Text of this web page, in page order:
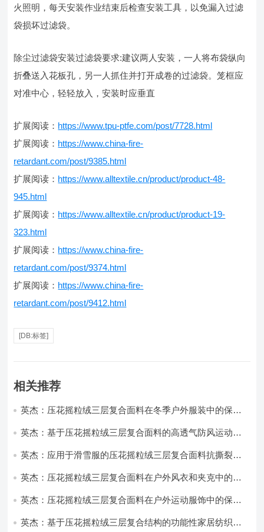
火照明，每天安装作业结束后检查安装工具，以免漏入过滤
袋损坏过滤袋。
除尘过滤袋安装过滤袋要求:建议两人安装，一人将布袋纵向
折叠送入花板孔，另一人抓住并打开成卷的过滤袋。笼框应
对准中心，轻轻放入，安装时应垂直
扩展阅读： https://www.tpu-ptfe.com/post/7728.html
扩展阅读： https://www.china-fire-
retardant.com/post/9385.html
扩展阅读： https://www.alltextile.cn/product/product-48-
945.html
扩展阅读： https://www.alltextile.cn/product/product-19-
323.html
扩展阅读： https://www.china-fire-
retardant.com/post/9374.html
扩展阅读： https://www.china-fire-
retardant.com/post/9412.html
[DB:标签]
相关推荐
英杰：压花摇粒绒三层复合面料在冬季户外服装中的保暖
英杰：基于压花摇粒绒三层复合面料的高透气防风运动服
英杰：应用于滑雪服的压花摇粒绒三层复合面料抗撕裂与
英杰：压花摇粒绒三层复合面料在户外风衣和夹克中的应
英杰：压花摇粒绒三层复合面料在户外运动服饰中的保暖
英杰：基于压花摇粒绒三层复合结构的功能性家居纺织品